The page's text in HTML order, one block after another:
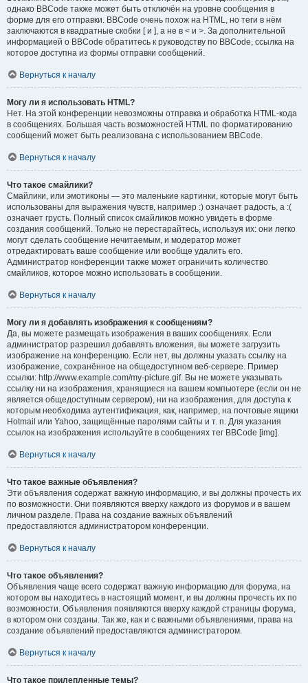
однако BBCode также может быть отключён на уровне сообщения в
форме для его отправки. BBCode очень похож на HTML, но теги в нём
заключаются в квадратные скобки [ и ], а не в < и >. За дополнительной
информацией о BBCode обратитесь к руководству по BBCode, ссылка на
которое доступна из формы отправки сообщений.
Вернуться к началу
Могу ли я использовать HTML?
Нет. На этой конференции невозможны отправка и обработка HTML-кода
в сообщениях. Большая часть возможностей HTML по форматированию
сообщений может быть реализована с использованием BBCode.
Вернуться к началу
Что такое смайлики?
Смайлики, или эмотиконы — это маленькие картинки, которые могут быть
использованы для выражения чувств, например :) означает радость, а :(
означает грусть. Полный список смайликов можно увидеть в форме
создания сообщений. Только не перестарайтесь, используя их: они легко
могут сделать сообщение нечитаемым, и модератор может
отредактировать ваше сообщение или вообще удалить его.
Администратор конференции также может ограничить количество
смайликов, которое можно использовать в сообщении.
Вернуться к началу
Могу ли я добавлять изображения к сообщениям?
Да, вы можете размещать изображения в ваших сообщениях. Если
администратор разрешил добавлять вложения, вы можете загрузить
изображение на конференцию. Если нет, вы должны указать ссылку на
изображение, сохранённое на общедоступном веб-сервере. Пример
ссылки: http://www.example.com/my-picture.gif. Вы не можете указывать
ссылку ни на изображения, хранящиеся на вашем компьютере (если он не
является общедоступным сервером), ни на изображения, для доступа к
которым необходима аутентификация, как, например, на почтовые ящики
Hotmail или Yahoo, защищённые паролями сайты и т. п. Для указания
ссылок на изображения используйте в сообщениях тег BBCode [img].
Вернуться к началу
Что такое важные объявления?
Эти объявления содержат важную информацию, и вы должны прочесть их
по возможности. Они появляются вверху каждого из форумов и в вашем
личном разделе. Права на создание важных объявлений
предоставляются администратором конференции.
Вернуться к началу
Что такое объявления?
Объявления чаще всего содержат важную информацию для форума, на
котором вы находитесь в настоящий момент, и вы должны прочесть их по
возможности. Объявления появляются вверху каждой страницы форума,
в котором они созданы. Так же, как и с важными объявлениями, права на
создание объявлений предоставляются администратором.
Вернуться к началу
Что такое прилепленные темы?